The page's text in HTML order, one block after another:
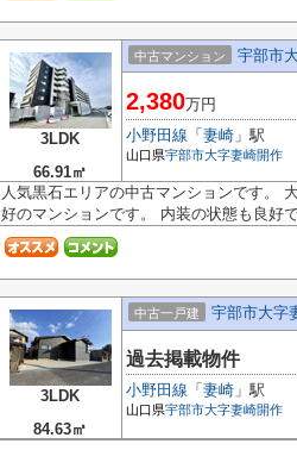
3LDK
66.91㎡
中古マンション 宇部市
2,380万円
小野田線 「 妻崎 」駅
山口県宇部市大字妻崎開作
人気黒石エリアの中古マンションです。
好のマンションです。 内装の状態も良好
3LDK
84.63㎡
中古一戸建 宇部市大字
過去掲載物件
小野田線 「 妻崎 」駅
山口県宇部市大字妻崎開作